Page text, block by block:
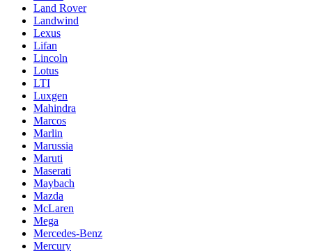
Land Rover
Landwind
Lexus
Lifan
Lincoln
Lotus
LTI
Luxgen
Mahindra
Marcos
Marlin
Marussia
Maruti
Maserati
Maybach
Mazda
McLaren
Mega
Mercedes-Benz
Mercury